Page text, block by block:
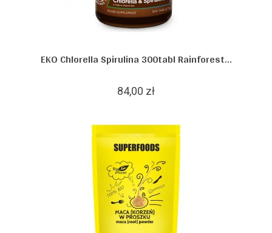
EKO Chlorella Spirulina 300tabl Rainforest...
84,00 zł